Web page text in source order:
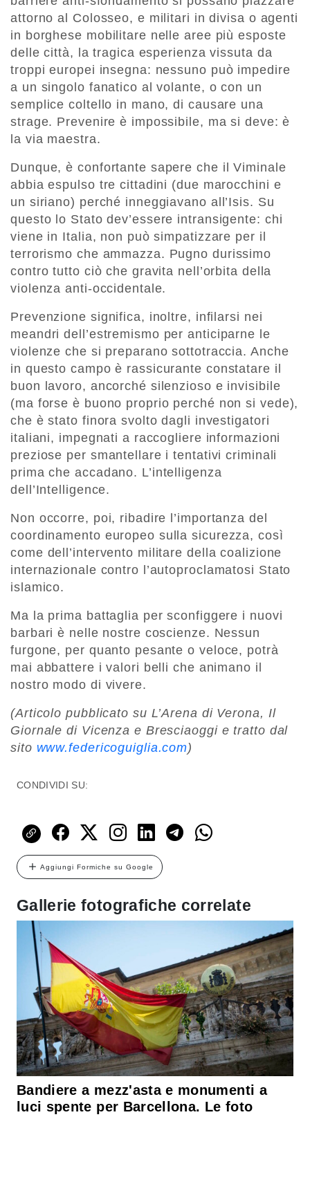
attorno al Colosseo, e militari in divisa o agenti
in borghese mobilitare nelle aree più esposte
delle città, la tragica esperienza vissuta da
troppi europei insegna: nessuno può impedire
a un singolo fanatico al volante, o con un
semplice coltello in mano, di causare una
strage. Prevenire è impossibile, ma si deve: è
la via maestra.
Dunque, è confortante sapere che il Viminale
abbia espulso tre cittadini (due marocchini e
un siriano) perché inneggiavano all’Isis. Su
questo lo Stato dev’essere intransigente: chi
viene in Italia, non può simpatizzare per il
terrorismo che ammazza. Pugno durissimo
contro tutto ciò che gravita nell’orbita della
violenza anti-occidentale.
Prevenzione significa, inoltre, infilarsi nei
meandri dell’estremismo per anticiparne le
violenze che si preparano sottotraccia. Anche
in questo campo è rassicurante constatare il
buon lavoro, ancorché silenzioso e invisibile
(ma forse è buono proprio perché non si vede),
che è stato finora svolto dagli investigatori
italiani, impegnati a raccogliere informazioni
preziose per smantellare i tentativi criminali
prima che accadano. L’intelligenza
dell’Intelligence.
Non occorre, poi, ribadire l’importanza del
coordinamento europeo sulla sicurezza, così
come dell’intervento militare della coalizione
internazionale contro l’autoproclamatosi Stato
islamico.
Ma la prima battaglia per sconfiggere i nuovi
barbari è nelle nostre coscienze. Nessun
furgone, per quanto pesante o veloce, potrà
mai abbattere i valori belli che animano il
nostro modo di vivere.
(Articolo pubblicato su L’Arena di Verona, Il
Giornale di Vicenza e Bresciaoggi e tratto dal
sito www.federicoguiglia.com)
CONDIVIDI SU:
Aggiungi Formiche su Google
Gallerie fotografiche correlate
Bandiere a mezz'asta e monumenti a
luci spente per Barcellona. Le foto